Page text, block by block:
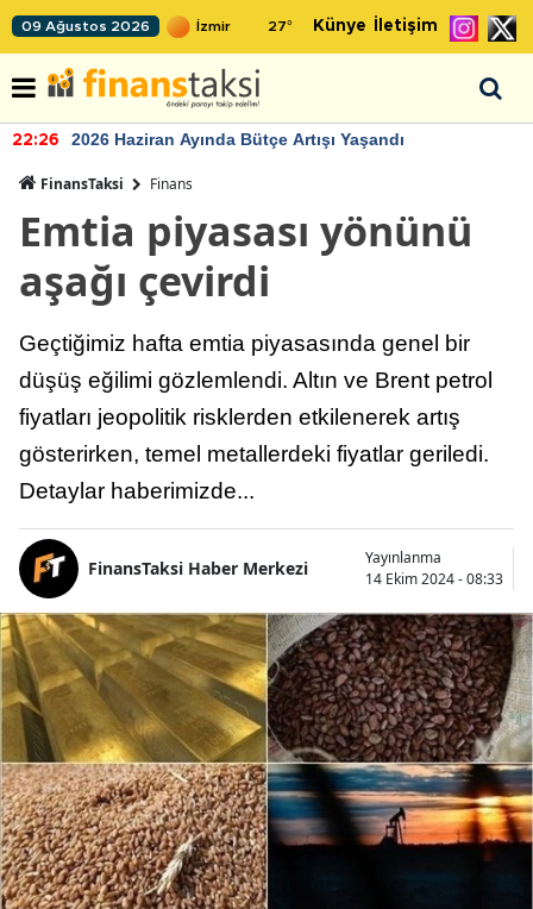
09 Ağustos 2026 27° Künye İletişim
22:26 2026 Haziran Ayında Bütçe Artışı Yaşandı
FinansTaksi Finans
Emtia piyasası yönünü
aşağı çevirdi
Geçtiğimiz hafta emtia piyasasında genel bir
düşüş eğilimi gözlemlendi. Altın ve Brent petrol
fiyatları jeopolitik risklerden etkilenerek artış
gösterirken, temel metallerdeki fiyatlar geriledi.
Detaylar haberimizde...
FinansTaksi Haber Merkezi
Yayınlanma
14 Ekim 2024 - 08:33